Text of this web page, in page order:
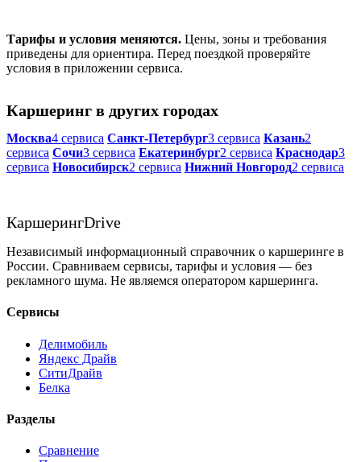
Тарифы и условия меняются. Цены, зоны и требования
приведены для ориентира. Перед поездкой проверяйте
условия в приложении сервиса.
Каршеринг в других городах
Москва4 сервиса Санкт-Петербург3 сервиса Казань2
сервиса Сочи3 сервиса Екатеринбург2 сервиса Краснодар3
сервиса Новосибирск2 сервиса Нижний Новгород2 сервиса
КаршерингDrive
Независимый информационный справочник о каршеринге в
России. Сравниваем сервисы, тарифы и условия — без
рекламного шума. Не являемся оператором каршеринга.
Сервисы
Делимобиль
Яндекс Драйв
СитиДрайв
Белка
Разделы
Сравнение